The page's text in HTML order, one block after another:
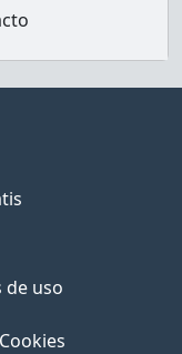
de uso